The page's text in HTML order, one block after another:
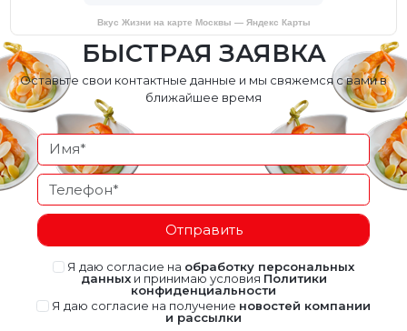
Вкус Жизни на карте Москвы — Яндекс Карты
БЫСТРАЯ ЗАЯВКА
Оставьте свои контактные данные и мы свяжемся с вами в
ближайшее время
Отправить
Я даю согласие на обработку персональных
данныхи принимаю условия Политики
конфиденциальности
Я даю согласие на получение новостей компании
и рассылки